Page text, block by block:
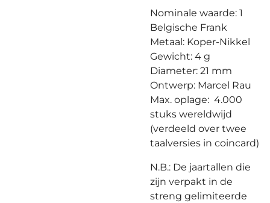
Nominale waarde: 1
Belgische Frank
Metaal: Koper-Nikkel
Gewicht: 4 g
Diameter: 21 mm
Ontwerp: Marcel Rau
Max. oplage: 4.000
stuks wereldwijd
(verdeeld over twee
taalversies in coincard)
N.B.: De jaartallen die
zijn verpakt in de
streng gelimiteerde